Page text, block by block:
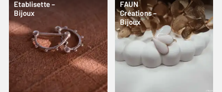
Etablisette –
Bijoux
FAUN
Créations –
Bijoux